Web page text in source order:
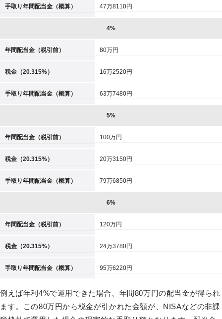
手取り年間配当金（概算） 47万8110円
4%
年間配当金（税引前） 80万円
税金（20.315%） 16万2520円
手取り年間配当金（概算） 63万7480円
5%
年間配当金（税引前） 100万円
税金（20.315%） 20万3150円
手取り年間配当金（概算） 79万6850円
6%
年間配当金（税引前） 120万円
税金（20.315%） 24万3780円
手取り年間配当金（概算） 95万6220円
例えば年利4%で運用できた場合、年間80万円の配当金が得られ
ます。この80万円から税金が引かれた金額が、NISAなどの非課